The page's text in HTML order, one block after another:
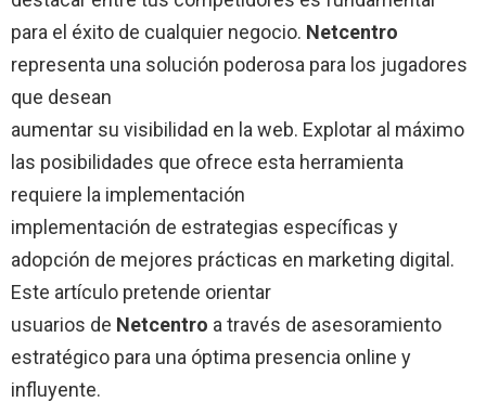
para el éxito de cualquier negocio. Netcentro
representa una solución poderosa para los jugadores
que desean
aumentar su visibilidad en la web. Explotar al máximo
las posibilidades que ofrece esta herramienta
requiere la implementación
implementación de estrategias específicas y
adopción de mejores prácticas en marketing digital.
Este artículo pretende orientar
usuarios de Netcentro a través de asesoramiento
estratégico para una óptima presencia online y
influyente.